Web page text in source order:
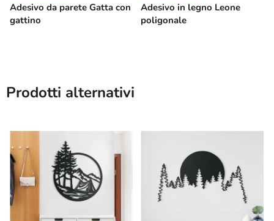
Adesivo da parete Gatta con
gattino
Adesivo in legno Leone
poligonale
Prodotti alternativi